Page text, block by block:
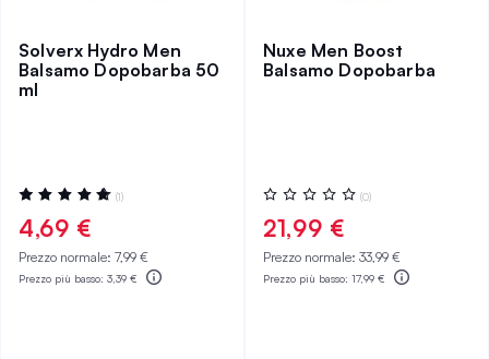
Solverx Hydro Men
Balsamo Dopobarba 50
ml
Valutazione:
100%
(1)
4,69 €
Prezzo normale: 7,99 €
Prezzo più basso: 3,39 €
Nuxe Men Boost
Balsamo Dopobarba
Valutazione:
0%
(0)
21,99 €
Prezzo normale: 33,99 €
Prezzo più basso: 17,99 €